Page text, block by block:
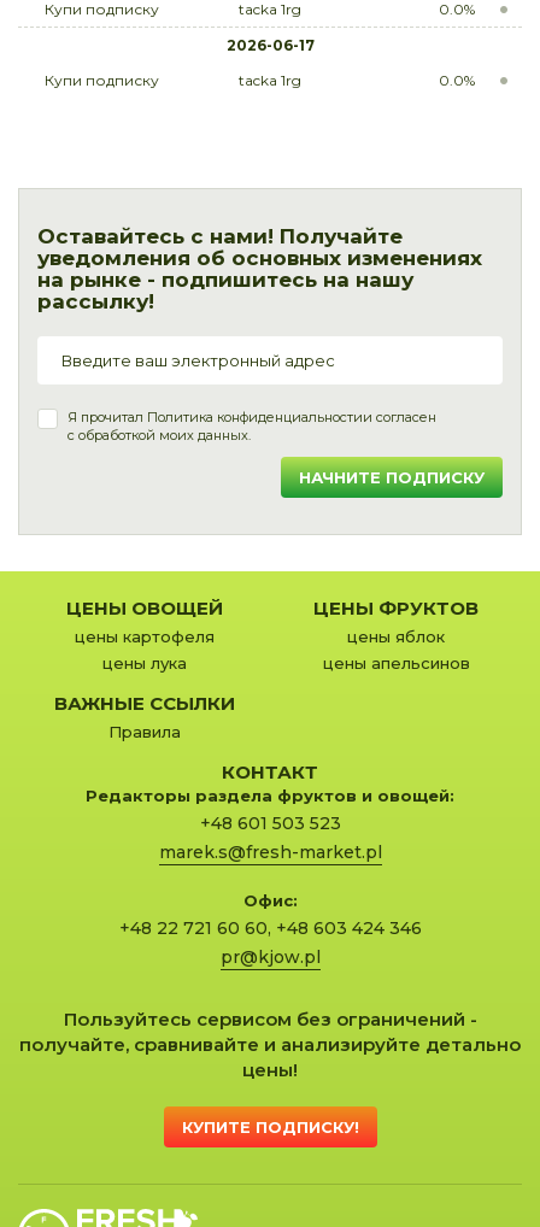
Купи подписку
tacka 1rg
0.0%
2026-06-17
Купи подписку
tacka 1rg 0.0%
Оставайтесь с нами! Получайте
уведомления об основных изменениях
на рынке - подпишитесь на нашу
рассылку!
Я прочитал Политика конфиденциальностии согласен
с обработкой моих данных.
НАЧНИТЕ ПОДПИСКУ
ЦЕНЫ ОВОЩЕЙ
цены картофеля
цены лука
ЦЕНЫ ФРУКТОВ
цены яблок
цены апельсинов
ВАЖНЫЕ ССЫЛКИ
Правила
КОНТАКТ
Редакторы раздела фруктов и овощей:
+48 601 503 523
marek.s@fresh-market.pl
Офис:
+48 22 721 60 60, +48 603 424 346
pr@kjow.pl
Пользуйтесь сервисом без ограничений -
получайте, сравнивайте и анализируйте детально
цены!
КУПИТЕ ПОДПИСКУ!